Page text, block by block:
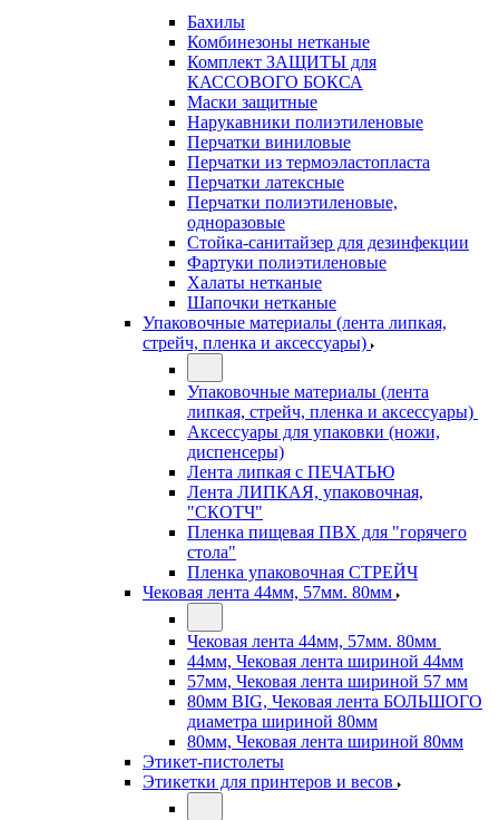
Бахилы
Комбинезоны нетканые
Комплект ЗАЩИТЫ для
КАССОВОГО БОКСА
Маски защитные
Нарукавники полиэтиленовые
Перчатки виниловые
Перчатки из термоэластопласта
Перчатки латексные
Перчатки полиэтиленовые,
одноразовые
Стойка-санитайзер для дезинфекции
Фартуки полиэтиленовые
Халаты нетканые
Шапочки нетканые
Упаковочные материалы (лента липкая,
стрейч, пленка и аксессуары)
Упаковочные материалы (лента
липкая, стрейч, пленка и аксессуары)
Аксессуары для упаковки (ножи,
диспенсеры)
Лента липкая с ПЕЧАТЬЮ
Лента ЛИПКАЯ, упаковочная,
"СКОТЧ"
Пленка пищевая ПВХ для "горячего
стола"
Пленка упаковочная СТРЕЙЧ
Чековая лента 44мм, 57мм. 80мм
Чековая лента 44мм, 57мм. 80мм
44мм, Чековая лента шириной 44мм
57мм, Чековая лента шириной 57 мм
80мм BIG, Чековая лента БОЛЬШОГО
диаметра шириной 80мм
80мм, Чековая лента шириной 80мм
Этикет-пистолеты
Этикетки для принтеров и весов